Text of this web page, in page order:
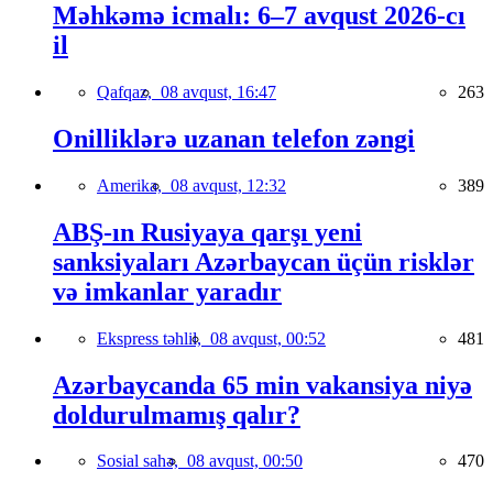
Məhkəmə icmalı: 6–7 avqust 2026-cı
il
Qafqaz, 08 avqust, 16:47 263
Onilliklərə uzanan telefon zəngi
Amerika, 08 avqust, 12:32 389
ABŞ-ın Rusiyaya qarşı yeni
sanksiyaları Azərbaycan üçün risklər
və imkanlar yaradır
Ekspress təhlil, 08 avqust, 00:52 481
Azərbaycanda 65 min vakansiya niyə
doldurulmamış qalır?
Sosial sahə, 08 avqust, 00:50 470